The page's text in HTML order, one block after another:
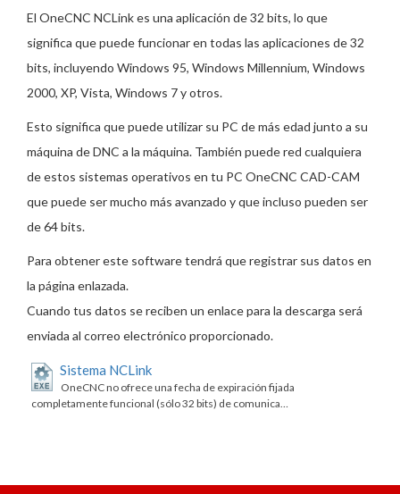
El OneCNC NCLink es una aplicación de 32 bits, lo que
significa que puede funcionar en todas las aplicaciones de 32
bits, incluyendo Windows 95, Windows Millennium, Windows
2000, XP, Vista, Windows 7 y otros.
Esto significa que puede utilizar su PC de más edad junto a su
máquina de DNC a la máquina. También puede red cualquiera
de estos sistemas operativos en tu PC OneCNC CAD-CAM
que puede ser mucho más avanzado y que incluso pueden ser
de 64 bits.
Para obtener este software tendrá que registrar sus datos en
la página enlazada.
Cuando tus datos se reciben un enlace para la descarga será
enviada al correo electrónico proporcionado.
Sistema NCLink
OneCNC no ofrece una fecha de expiración fijada
completamente funcional (sólo 32 bits) de comunica…